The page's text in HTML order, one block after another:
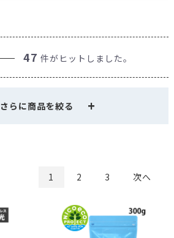
47 件がヒットしました。
さらに商品を絞る
1 2 3 次へ